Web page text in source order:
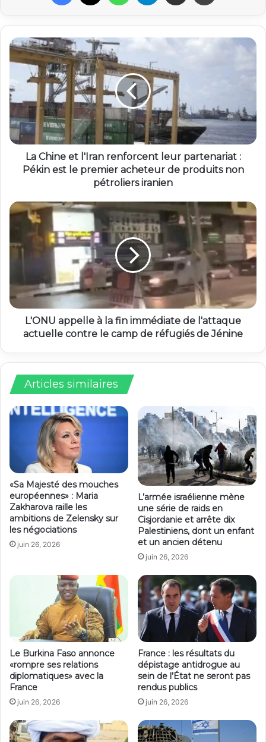
La Chine et l'Iran renforcent leur partenariat :
Pékin est le premier acheteur de produits non
pétroliers iranien
L'ONU appelle à la fin immédiate de l'attaque
actuelle contre le camp de réfugiés de Jénine
Articles similaires
«Sa Majesté des mouches
européennes» : Maria
Zakharova raille les
ambitions de Zelensky sur
les négociations
juin 26, 2026
L’armée israélienne mène
une série de raids en
Cisjordanie et arrête dix
Palestiniens, dont un enfant
et un ancien détenu
juin 26, 2026
Le Burkina Faso annonce
«rompre ses relations
diplomatiques» avec la
France
juin 26, 2026
France : les résultats du
dépistage antidrogue au
sein de l’État ne seront pas
rendus publics
juin 26, 2026